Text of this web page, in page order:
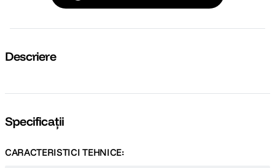
Descriere
Specificații
CARACTERISTICI TEHNICE: